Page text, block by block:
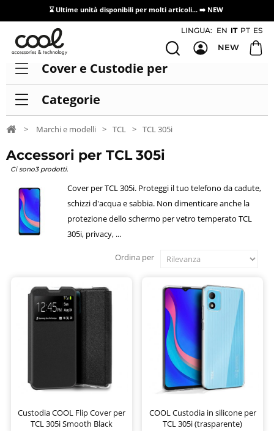
⌛ Ultime unità disponibili per molti articoli... ➡️ NEW
Accesso/registrazione distributori
LINGUA: EN IT PT ES
NEW
Cover e Custodie per
Categorie
> Marchi e modelli > TCL > TCL 305i
Accessori per TCL 305i
Ci sono3 prodotti.
Cover per TCL 305i. Proteggi il tuo telefono da cadute,
schizzi d'acqua e sabbia. Non dimenticare anche la
protezione dello schermo per vetro temperato TCL
305i, privacy, ...
Ordina per
Custodia COOL Flip Cover per
TCL 305i Smooth Black
COOL Custodia in silicone per
TCL 305i (trasparente)